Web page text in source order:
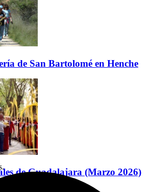
de San Bartolomé en Henche
de Guadalajara (Marzo 2026)